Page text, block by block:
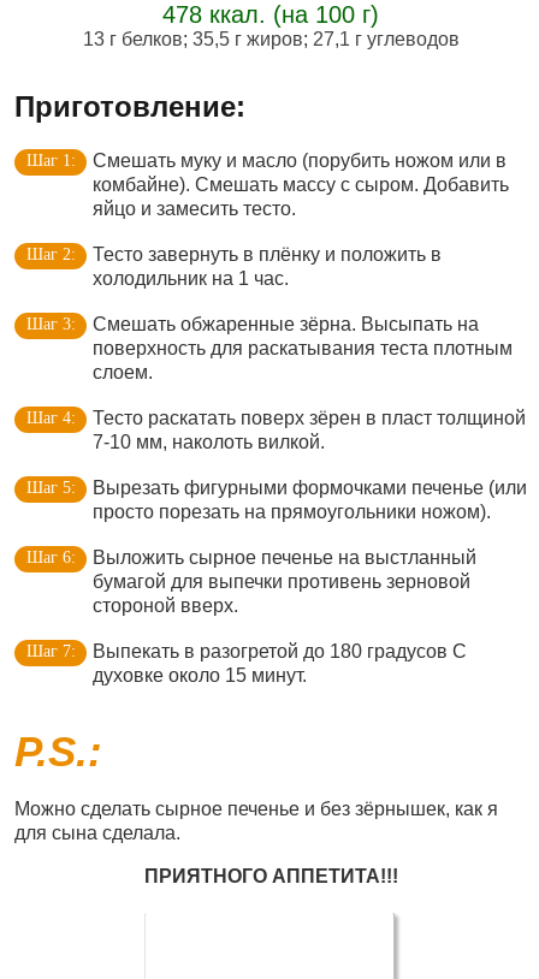
478 ккал. (на 100 г)
13 г белков; 35,5 г жиров; 27,1 г углеводов
Приготовление:
Смешать муку и масло (порубить ножом или в
комбайне). Смешать массу с сыром. Добавить
яйцо и замесить тесто.
Тесто завернуть в плёнку и положить в
холодильник на 1 час.
Смешать обжаренные зёрна. Высыпать на
поверхность для раскатывания теста плотным
слоем.
Тесто раскатать поверх зёрен в пласт толщиной
7-10 мм, наколоть вилкой.
Вырезать фигурными формочками печенье (или
просто порезать на прямоугольники ножом).
Выложить сырное печенье на выстланный
бумагой для выпечки противень зерновой
стороной вверх.
Выпекать в разогретой до 180 градусов С
духовке около 15 минут.
P.S.:
Можно сделать сырное печенье и без зёрнышек, как я
для сына сделала.
ПРИЯТНОГО АППЕТИТА!!!